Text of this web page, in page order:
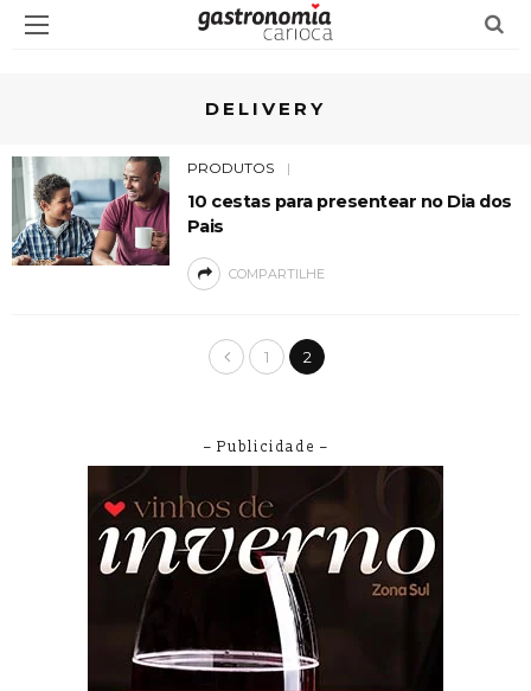
DELIVERY
PRODUTOS
10 cestas para presentear no Dia dos
Pais
COMPARTILHE
1 2
– Publicidade –